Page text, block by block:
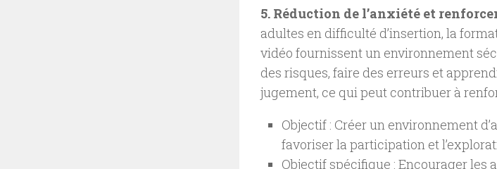
5. Réduction de l’anxiété et
adultes en difficulté d’insertion, la
vidéo fournissent un environnement
des risques, faire des erreurs et
jugement, ce qui peut contribuer à
Objectif : Créer un environnement
favoriser la participation et
Objectif spécifique : Encourager les